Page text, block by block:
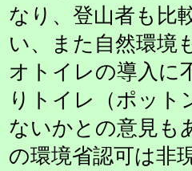
なり、登山者も比
い、また自然環境
オトイレの導入に
りトイレ（ポット
ないかとの意見も
の環境省認可は非